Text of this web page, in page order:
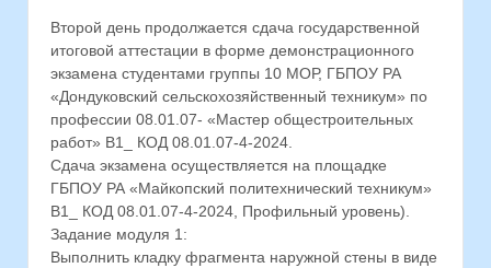
Второй день продолжается сдача государственной
итоговой аттестации в форме демонстрационного
экзамена студентами группы 10 МОР, ГБПОУ РА
«Дондуковский сельскохозяйственный техникум» по
профессии 08.01.07- «Мастер общестроительных
работ» В1_ КОД 08.01.07-4-2024.
Сдача экзамена осуществляется на площадке
ГБПОУ РА «Майкопский политехнический техникум»
В1_ КОД 08.01.07-4-2024, Профильный уровень).
Задание модуля 1:
Выполнить кладку фрагмента наружной стены в виде